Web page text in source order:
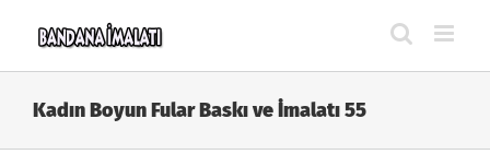
Kadın Boyun Fular Baskı ve İmalatı 55